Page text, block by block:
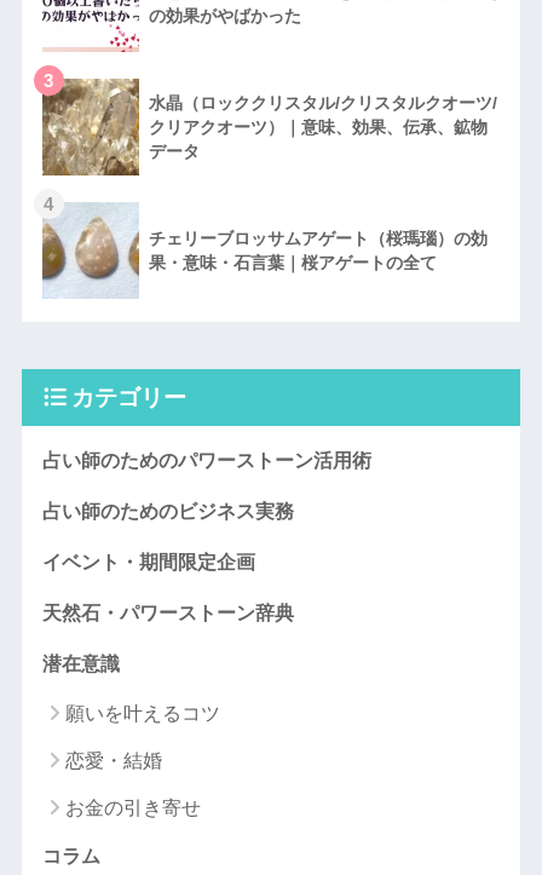
の効果がやばかった
3
水晶（ロッククリスタル/クリスタルクオーツ/
クリアクオーツ）｜意味、効果、伝承、鉱物
データ
4
チェリーブロッサムアゲート（桜瑪瑙）の効
果・意味・石言葉｜桜アゲートの全て
カテゴリー
占い師のためのパワーストーン活用術
占い師のためのビジネス実務
イベント・期間限定企画
天然石・パワーストーン辞典
潜在意識
願いを叶えるコツ
恋愛・結婚
お金の引き寄せ
コラム